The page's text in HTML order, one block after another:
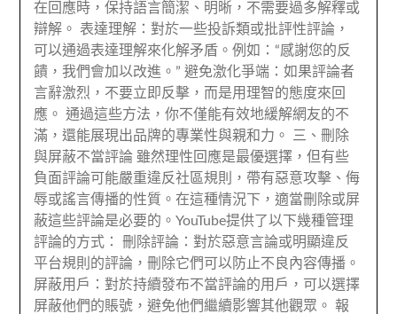
在回應時，保持語言簡潔、明晰，不需要過多解釋或
辯解。 表達理解：對於一些投訴類或批評性評論，
可以通過表達理解來化解矛盾。例如：“感謝您的反
饋，我們會加以改進。” 避免激化爭端：如果評論者
言辭激烈，不要立即反擊，而是用理智的態度來回
應。 通過這些方法，你不僅能有效地緩解網友的不
滿，還能展現出品牌的專業性與親和力。 三、刪除
與屏蔽不當評論 雖然理性回應是最優選擇，但有些
負面評論可能嚴重違反社區規則，帶有惡意攻擊、侮
辱或謠言傳播的性質。在這種情況下，適當刪除或屏
蔽這些評論是必要的。YouTube提供了以下幾種管理
評論的方式： 刪除評論：對於惡意言論或明顯違反
平台規則的評論，刪除它們可以防止不良內容傳播。
屏蔽用戶：對於持續發布不當評論的用戶，可以選擇
屏蔽他們的賬號，避免他們繼續影響其他觀眾。 報